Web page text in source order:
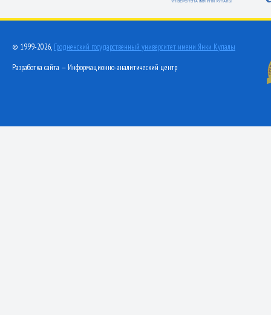
© 1999-2026, Гродненский государственный университет имени Янки Купалы
Разработка сайта — Информационно-аналитический центр